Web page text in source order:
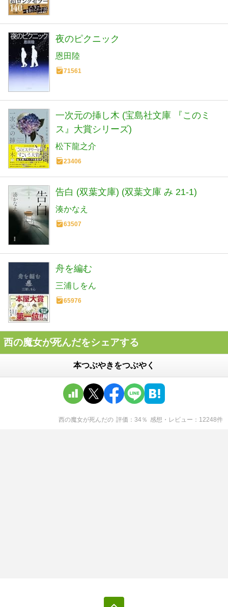
夜のピクニック
恩田陸
71561
一次元の挿し木 (宝島社文庫 『このミ
ス』大賞シリーズ)
松下龍之介
23406
告白 (双葉文庫) (双葉文庫 み 21-1)
湊かなえ
63507
舟を編む
三浦しをん
65976
西の魔女が死んだをシェアする
本つぶやきをつぶやく
西の魔女が死んだの 評価 34％ 感想・レビュー 12248件